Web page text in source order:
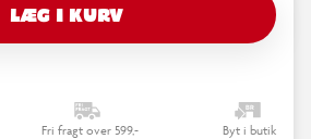
LÆG I KURV
Fri fragt over 599,- Byt i butik